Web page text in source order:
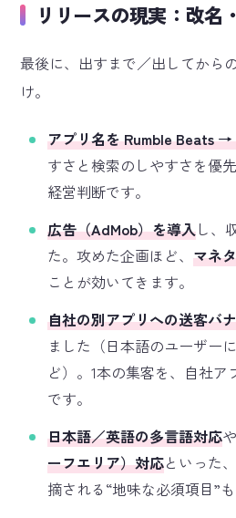
リリースの現実：改名
最後に、出すまで／出してから
け。
アプリ名を Rumble Beats
すさと検索のしやすさを優
経営判断です。
広告（AdMob）を導入し、
た。攻めた企画ほど、 マネ
ことが効いてきます。
自社の別アプリへの送客バ
ました（日本語のユーザー
ど）。1本の集客を、自社
です。
日本語／英語の多言語対応
ーフエリア）対応といった
摘される“地味な必須項目”